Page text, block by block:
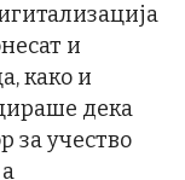
и
како и
дека
за учество